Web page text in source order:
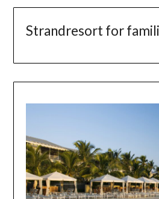
Strandresort for